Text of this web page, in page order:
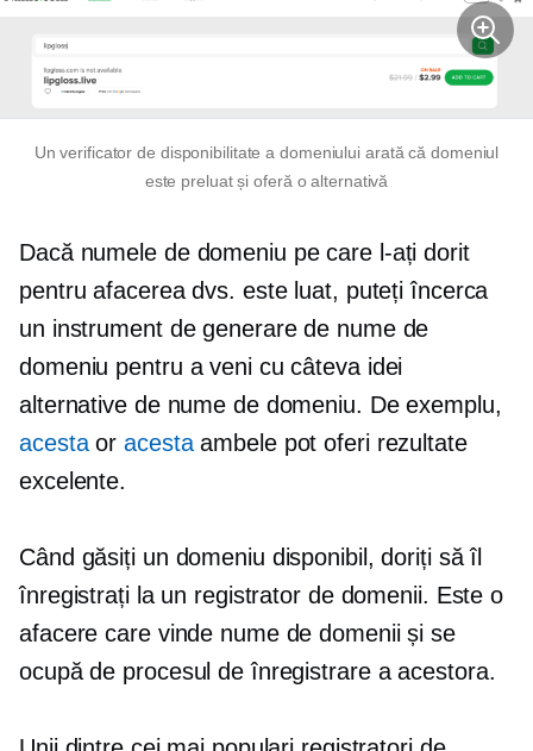
Un verificator de disponibilitate a domeniului arată că domeniul
este preluat și oferă o alternativă
Dacă numele de domeniu pe care l-ați dorit
pentru afacerea dvs. este luat, puteți încerca
un instrument de generare de nume de
domeniu pentru a veni cu câteva idei
alternative de nume de domeniu. De exemplu,
acestaoracestaambele pot oferi rezultate
excelente.
Când găsiți un domeniu disponibil, doriți să îl
înregistrați la un registrator de domenii. Este o
afacere care vinde nume de domenii și se
ocupă de procesul de înregistrare a acestora.